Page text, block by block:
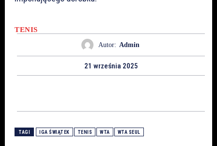
TENIS
Autor: Admin
21 września 2025
TAGI IGA ŚWIĄTEK TENIS WTA WTA SEUL